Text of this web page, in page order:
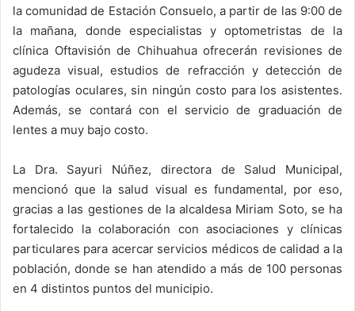
la comunidad de Estación Consuelo, a partir de las 9:00 de
la mañana, donde especialistas y optometristas de la
clínica Oftavisión de Chihuahua ofrecerán revisiones de
agudeza visual, estudios de refracción y detección de
patologías oculares, sin ningún costo para los asistentes.
Además, se contará con el servicio de graduación de
lentes a muy bajo costo.
La Dra. Sayuri Núñez, directora de Salud Municipal,
mencionó que la salud visual es fundamental, por eso,
gracias a las gestiones de la alcaldesa Miriam Soto, se ha
fortalecido la colaboración con asociaciones y clínicas
particulares para acercar servicios médicos de calidad a la
población, donde se han atendido a más de 100 personas
en 4 distintos puntos del municipio.